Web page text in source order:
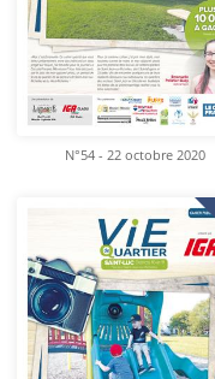
N°54 - 22 octobre 2020